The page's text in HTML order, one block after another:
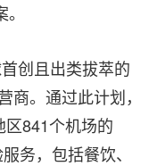
创且出类拔萃的
商。通过此计划，
841个机场的
务，包括餐饮、